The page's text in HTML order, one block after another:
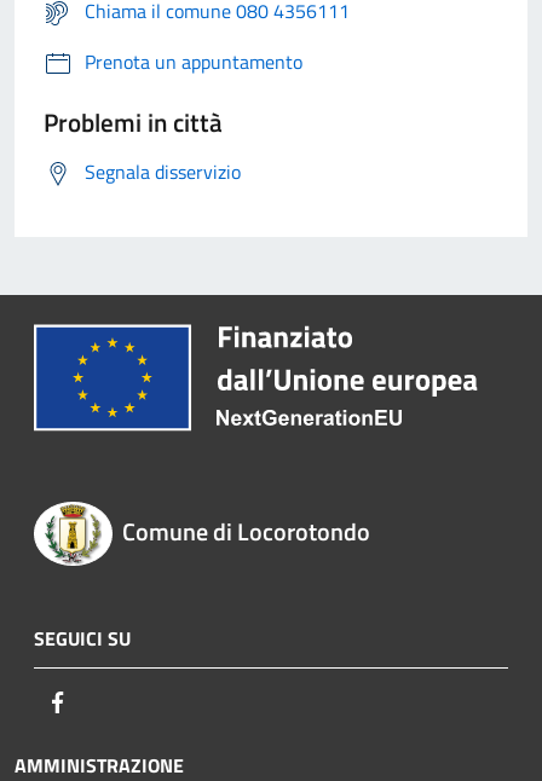
Chiama il comune 080 4356111
Prenota un appuntamento
Problemi in città
Segnala disservizio
Comune di Locorotondo
SEGUICI SU
AMMINISTRAZIONE